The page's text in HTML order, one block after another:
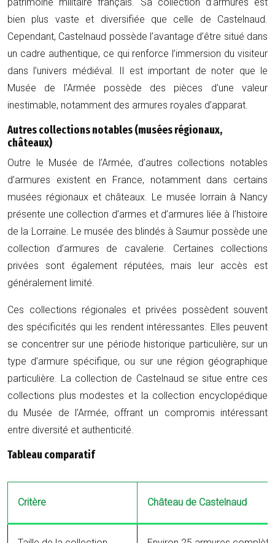
patrimoine militaire français. Sa collection d’armures est
bien plus vaste et diversifiée que celle de Castelnaud.
Cependant, Castelnaud possède l’avantage d’être situé dans
un cadre authentique, ce qui renforce l’immersion du visiteur
dans l’univers médiéval. Il est important de noter que le
Musée de l’Armée possède des pièces d’une valeur
inestimable, notamment des armures royales d’apparat.
Autres collections notables (musées régionaux,
châteaux)
Outre le Musée de l’Armée, d’autres collections notables
d’armures existent en France, notamment dans certains
musées régionaux et châteaux. Le musée lorrain à Nancy
présente une collection d’armes et d’armures liée à l’histoire
de la Lorraine. Le musée des blindés à Saumur possède une
collection d’armures de cavalerie. Certaines collections
privées sont également réputées, mais leur accès est
généralement limité.
Ces collections régionales et privées possèdent souvent
des spécificités qui les rendent intéressantes. Elles peuvent
se concentrer sur une période historique particulière, sur un
type d’armure spécifique, ou sur une région géographique
particulière. La collection de Castelnaud se situe entre ces
collections plus modestes et la collection encyclopédique
du Musée de l’Armée, offrant un compromis intéressant
entre diversité et authenticité.
Tableau comparatif
Critère Château de Castelnaud